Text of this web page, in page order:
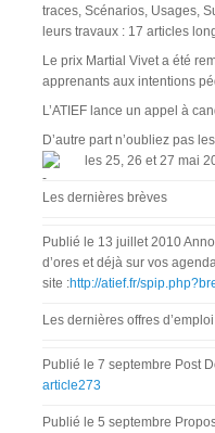
traces, Scénarios, Usages,
leurs travaux : 17 articles
Le prix Martial Vivet a été
apprenants aux intentions
L’ATIEF lance un appel à
D’autre part n’oubliez pas
les 25, 26 et 27 mai
Les dernières brèves
Publié le 13 juillet 2010
d’ores et déjà sur vos
site :http://atief.fr/
Les dernières offres d’emploi
Publié le 7 septembre Post
article273
Publié le 5 septembre